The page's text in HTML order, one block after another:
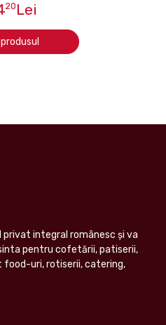
20 Lei
integral românesc şi va
pentru cofetării, patiserii,
food-uri, rotiserii, catering,